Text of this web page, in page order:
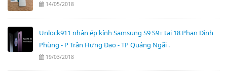
14/05/2018
Unlock911 nhận ép kính Samsung S9 S9+ tại 18 Phan Đình
Phùng - P Trần Hưng Đạo - TP Quảng Ngãi .
19/03/2018